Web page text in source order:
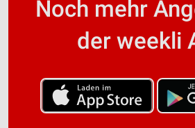
Noch mehr
der weekli